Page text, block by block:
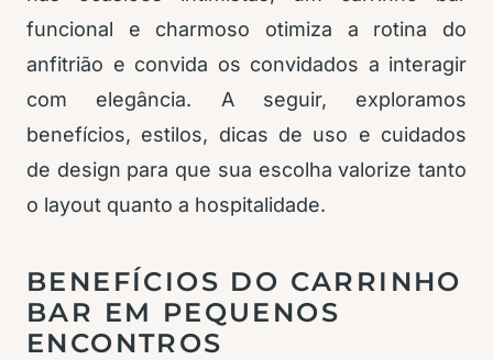
funcional e charmoso otimiza a rotina do
anfitrião e convida os convidados a interagir
com elegância. A seguir, exploramos
benefícios, estilos, dicas de uso e cuidados
de design para que sua escolha valorize tanto
o layout quanto a hospitalidade.
BENEFÍCIOS DO CARRINHO
BAR EM PEQUENOS
ENCONTROS